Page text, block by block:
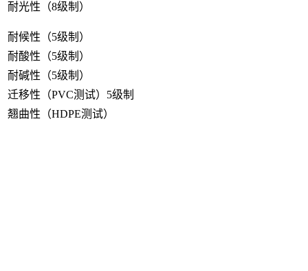
耐光性（8级制）
耐候性（5级制）
耐酸性（5级制）
耐碱性（5级制）
迁移性（PVC测试）5级制
翘曲性（HDPE测试）